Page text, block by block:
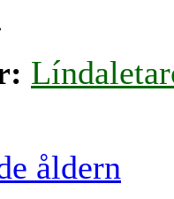
åldern